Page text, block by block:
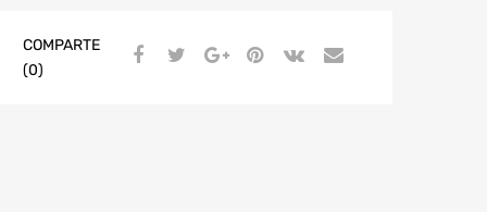
COMPARTE
(0)